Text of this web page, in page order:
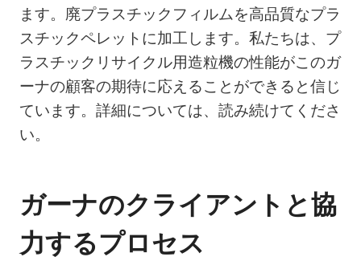
ます。廃プラスチックフィルムを高品質なプラ
スチックペレットに加工します。私たちは、プ
ラスチックリサイクル用造粒機の性能がこのガ
ーナの顧客の期待に応えることができると信じ
ています。詳細については、読み続けてくださ
い。
ガーナのクライアントと協
力するプロセス